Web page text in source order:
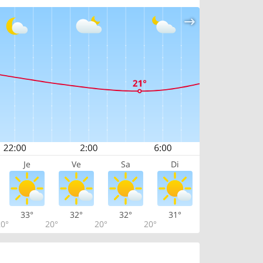
Je Ve Sa Di
33°
20°
32°
20°
32°
20°
31°